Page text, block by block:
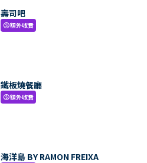
壽司吧
paid額外收費
鐵板燒餐廳
paid額外收費
海洋島 BY RAMON FREIXA